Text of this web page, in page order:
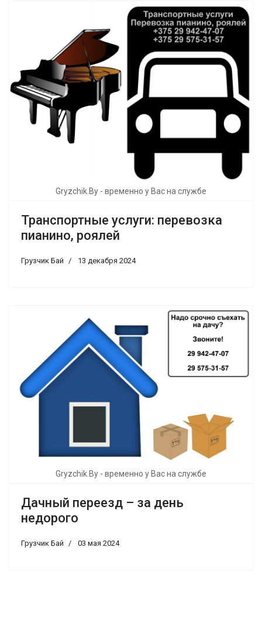
Gryzchik.By - временно у Вас на службе
Транспортные услуги: перевозка
пианино, роялей
Грузчик Бай 13 декабря 2024
Gryzchik.By - временно у Вас на службе
Дачный переезд – за день
недорого
Грузчик Бай 03 мая 2024